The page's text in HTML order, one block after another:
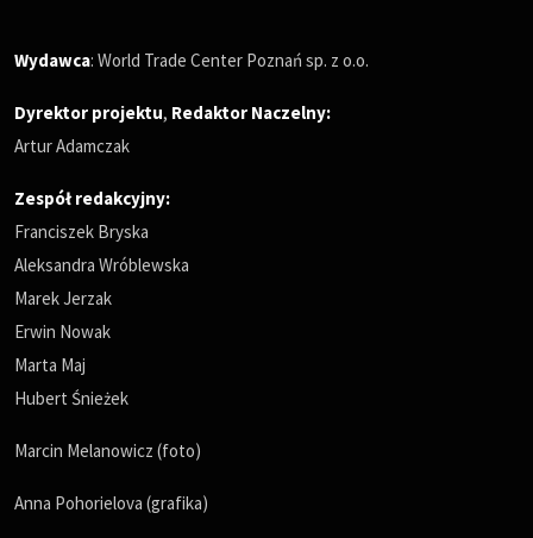
Wydawca: World Trade Center Poznań sp. z o.o.
Dyrektor projektu, Redaktor Naczelny:
Artur Adamczak
Zespół redakcyjny:
Franciszek Bryska
Aleksandra Wróblewska
Marek Jerzak
Erwin Nowak
Marta Maj
Hubert Śnieżek
Marcin Melanowicz (foto)
Anna Pohorielova (grafika)